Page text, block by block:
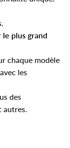
le plus grand
chaque modèle
les
des
autres.